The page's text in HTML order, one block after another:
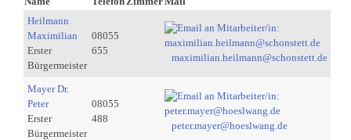
Heilmann
Maximilian
Erster
Bürgermeister
08055
655
maximilian.heilmann@schonstett.de
Mayer Dr.
Peter
Erster
Bürgermeister
08055
488
peter.mayer@hoeslwang.de